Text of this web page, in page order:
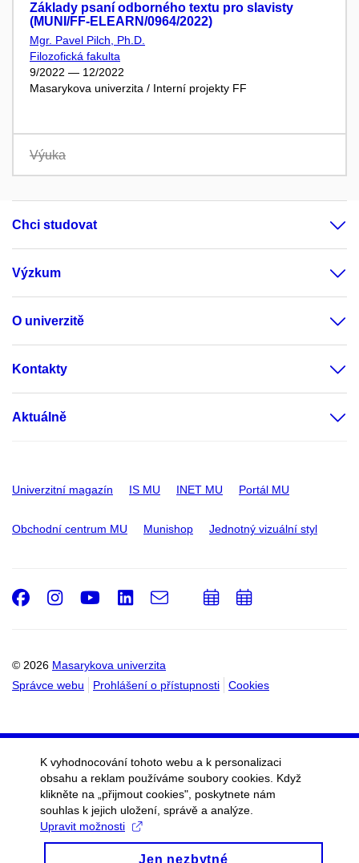
Základy psaní odborného textu pro slavisty
(MUNI/FF-ELEARN/0964/2022)
Mgr. Pavel Pilch, Ph.D.
Filozofická fakulta
9/2022 — 12/2022
Masarykova univerzita / Interní projekty FF
Výuka
Chci studovat
Výzkum
O univerzitě
Kontakty
Aktuálně
Univerzitní magazín IS MU INET MU Portál MU
Obchodní centrum MU Munishop Jednotný vizuální styl
© 2026 Masarykova univerzita
Správce webu
Prohlášení o přístupnosti Cookies
Facebook
Instagram
Youtube
LinkedIn
e-
PřidatPřidat
K vyhodnocování tohoto webu a k personalizaci
obsahu a reklam používáme soubory cookies. Když
klikněte na „přijmout cookies", poskytnete nám
souhlas k jejich uložení, správě a analýze.
Upravit možnosti
Jen nezbytné